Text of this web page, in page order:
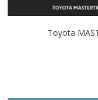
Toyota